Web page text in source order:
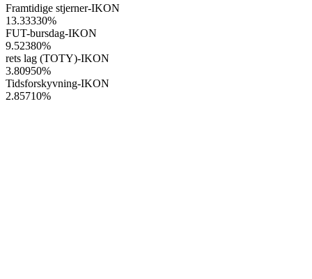
Framtidige stjerner-IKON
13.33330%
FUT-bursdag-IKON
9.52380%
rets lag (TOTY)-IKON
3.80950%
Tidsforskyvning-IKON
2.85710%